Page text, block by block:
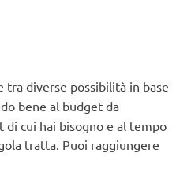
tra diverse possibilità in base
bene al budget da
cui hai bisogno e al tempo
tratta. Puoi raggiungere